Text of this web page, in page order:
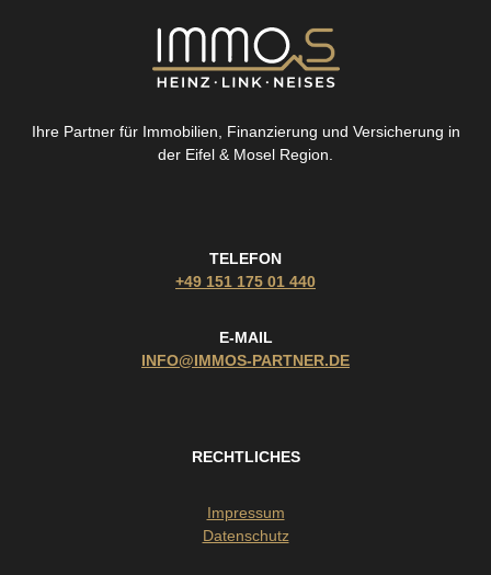
Ihre Partner für Immobilien, Finanzierung und Versicherung in
der Eifel & Mosel Region.
TELEFON
+49 151 175 01 440
E-MAIL
INFO@IMMOS-PARTNER.DE
RECHTLICHES
Impressum
Datenschutz